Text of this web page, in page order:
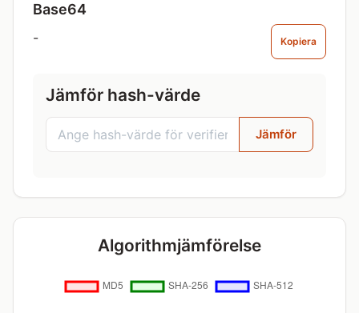
Base64
- Kopiera
Jämför hash-värde
Jämför
Algorithmjämförelse